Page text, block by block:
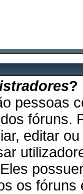
?
pessoas
fóruns.
editar
os fóruns